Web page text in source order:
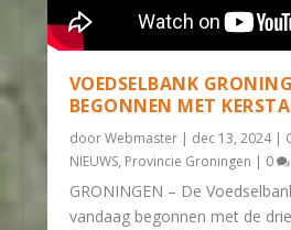
VOEDSELBANK
BEGONNEN MET
doorWebmaster| dec 13, 2024|
NIEUWS, Provincie Groningen | 0
GRONINGEN – De
vandaag begonnen met de